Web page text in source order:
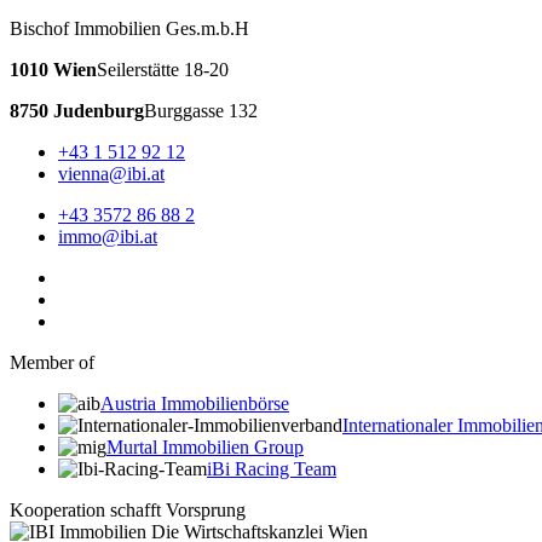
Bischof Immobilien Ges.m.b.H
1010 WienSeilerstätte 18-20
8750 JudenburgBurggasse 132
+43 1 512 92 12
vienna@ibi.at
+43 3572 86 88 2
immo@ibi.at
Member of
Austria Immobilienbörse
Internationaler
Murtal Immobilien Group
iBi Racing Team
Kooperation schafft Vorsprung